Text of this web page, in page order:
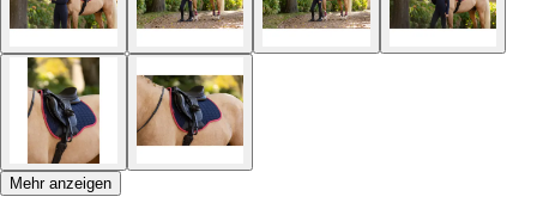
Mehr anzeigen